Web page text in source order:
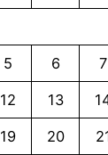
5 6 7
12 13
19 20